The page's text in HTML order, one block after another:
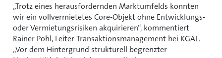
Trotz eines herausfordernden Marktumfelds konnten
wir ein vollvermietetes Core-Objekt ohne Entwicklungs-
oder Vermietungsrisiken akquirieren“, kommentiert
Rainer Pohl, Leiter Transaktionsmanagement bei KGAL.
Vor dem Hintergrund strukturell begrenzter